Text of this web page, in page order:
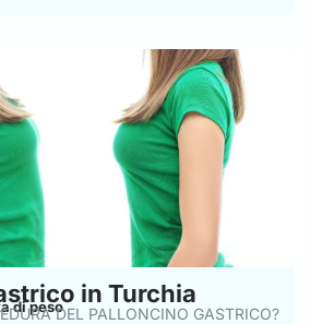
in Turchia
di pesoDEL PALLONCINO GASTRICO?